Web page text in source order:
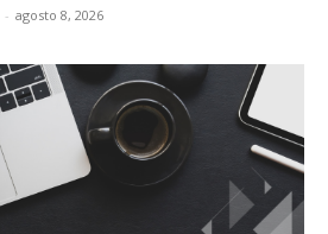
- agosto 8, 2026